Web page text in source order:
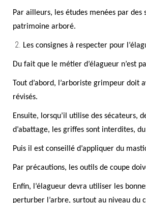
Par ailleurs, les études menées par
patrimoine arboré.
Les consignes à respecter pour
Du fait que le métier d’élagueur n’est
Tout d’abord, l’arboriste grimpeur doit
révisés.
Ensuite, lorsqu’il utilise des sécateurs,
d’abattage, les griffes sont interdites,
Puis il est conseillé d’appliquer du
Par précautions, les outils de coupe
Enfin, l’élagueur devra utiliser les
perturber l’arbre, surtout au niveau du